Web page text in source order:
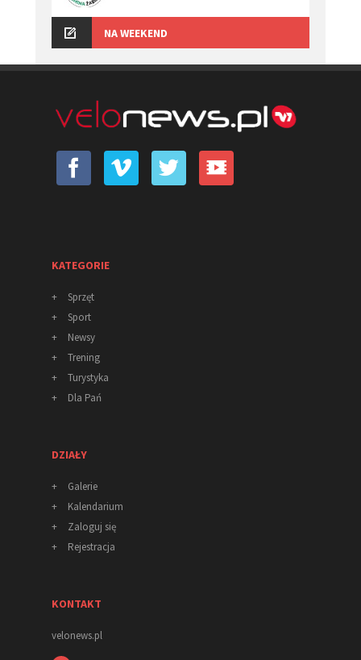
NA WEEKEND
KATEGORIE
+
Sprzęt
+
Sport
+
Newsy
+
Trening
+
Turystyka
+
Dla Pań
DZIAŁY
+
Galerie
+
Kalendarium
+
Zaloguj się
+
Rejestracja
KONTAKT
velonews.pl